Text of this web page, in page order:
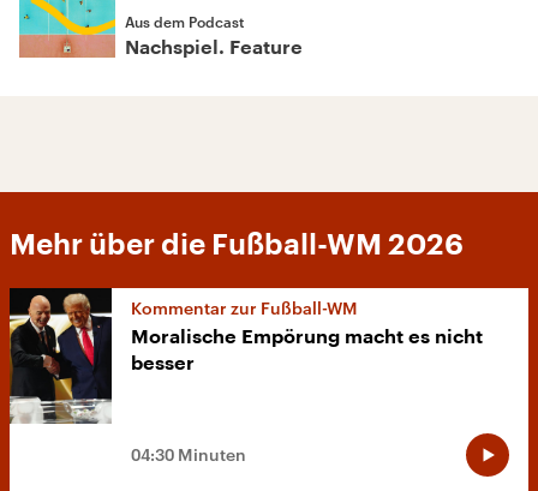
Aus dem Podcast
Nachspiel. Feature
Mehr über die Fußball-WM 2026
Kommentar zur Fußball-WM
Moralische Empörung macht es nicht
besser
04:30 Minuten